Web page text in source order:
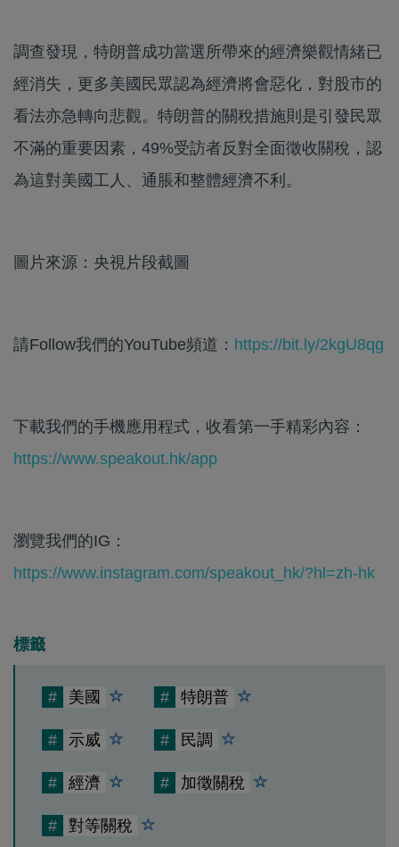
調查發現，特朗普成功當選所帶來的經濟樂觀情緒已
經消失，更多美國民眾認為經濟將會惡化，對股市的
看法亦急轉向悲觀。特朗普的關稅措施則是引發民眾
不滿的重要因素，49%受訪者反對全面徵收關稅，認
為這對美國工人、通脹和整體經濟不利。
圖片來源：央視片段截圖
請Follow我們的YouTube頻道： https://bit.ly/2kgU8qg
下載我們的手機應用程式，收看第一手精彩內容：
https://www.speakout.hk/app
瀏覽我們的IG：
https://www.instagram.com/speakout_hk/?hl=zh-hk
標籤
# 美國 # 特朗普
# 示威 # 民調
# 經濟 # 加徵關稅
# 對等關稅